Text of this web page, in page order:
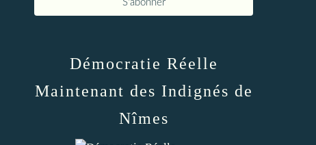
Démocratie Réelle
Maintenant des Indignés de
Nîmes